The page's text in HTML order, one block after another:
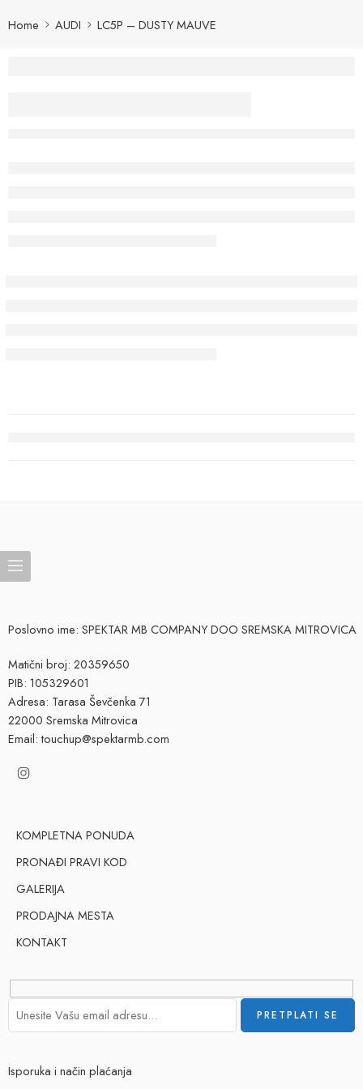
Home AUDI LC5P – DUSTY MAUVE
Poslovno ime: SPEKTAR MB COMPANY DOO SREMSKA MITROVICA
Matični broj: 20359650
PIB: 105329601
Adresa: Tarasa Ševčenka 71
22000 Sremska Mitrovica
Email: touchup@spektarmb.com
KOMPLETNA PONUDA
PRONAĐI PRAVI KOD
GALERIJA
PRODAJNA MESTA
KONTAKT
Isporuka i način plaćanja